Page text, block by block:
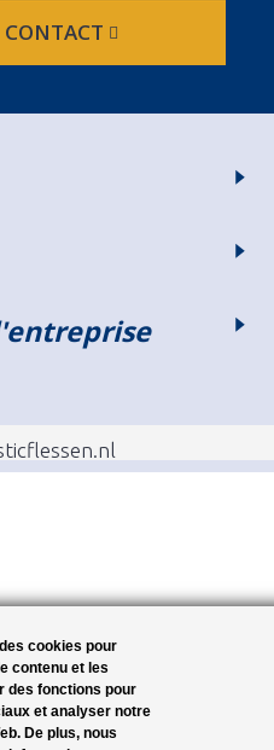
cookies pour
contenu et les
des fonctions pour
et analyser notre
De plus, nous